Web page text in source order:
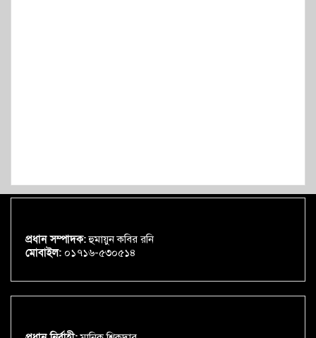
প্রধান সম্পাদক:হুমায়ুন কবির রনি
মোবাইল: ০১৭১৬-৫৩০৫১৪